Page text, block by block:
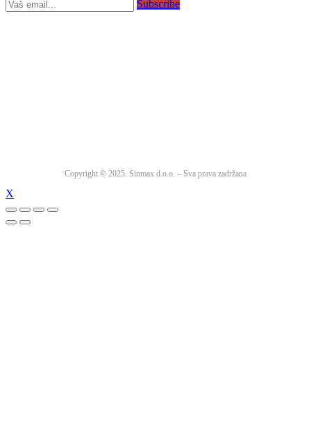
Subscribe
Copyright © 2025. Sinmax d.o.o. – Sva prava zadržana
X